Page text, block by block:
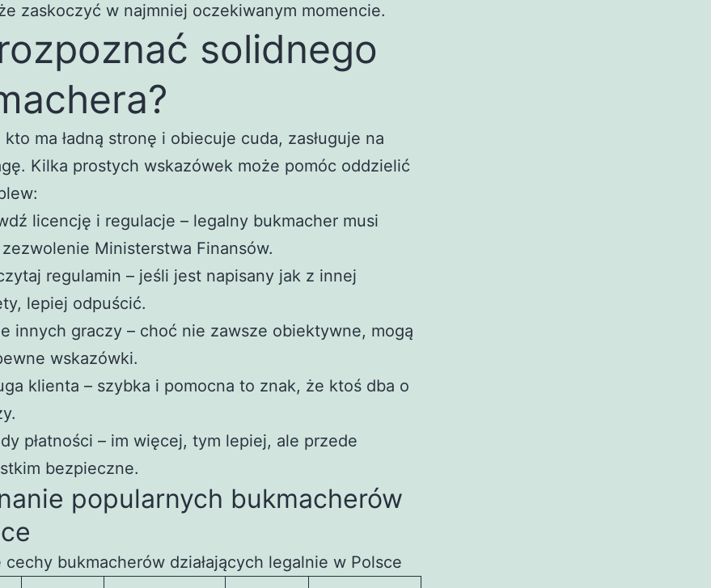
zaskoczyć w najmniej oczekiwanym momencie.
solidnego
ma ładną stronę i obiecuje cuda, zasługuje na
Kilka prostych wskazówek może pomóc oddzielić
licencję i regulacje – legalny bukmacher musi
Ministerstwa Finansów.
regulamin – jeśli jest napisany jak z innej
lepiej odpuścić.
innych graczy – choć nie zawsze obiektywne, mogą
wskazówki.
klienta – szybka i pomocna to znak, że ktoś dba o
płatności – im więcej, tym lepiej, ale przede
bezpieczne.
popularnych bukmacherów
cechy bukmacherów działających legalnie w Polsce